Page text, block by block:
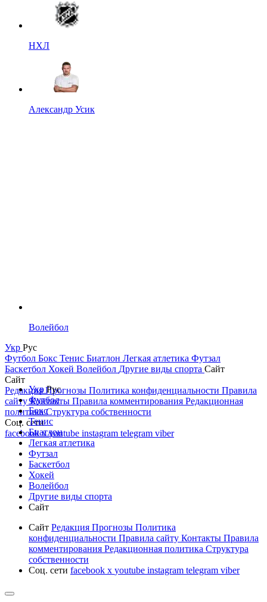
НХЛ
Александр Усик
Волейбол
Укр Рус
Футбол Бокс Тенис Биатлон Легкая атлетика Футзал
Баскетбол Хокей Волейбол Другие виды спорта Сайт
Сайт
РедакцияПрогнозы Политика конфиденциальности Правила
сайтуКонтакты Правила комментирования Редакционная
политикаСтруктура собственности
Соц. сети
facebookxyoutube instagram telegram viber
УкрРус
Футбол
Бокс
Тенис
Биатлон
Легкая атлетика
Футзал
Баскетбол
Хокей
Волейбол
Другие виды спорта
Сайт
Сайт Редакция Прогнозы Политика
конфиденциальности Правила сайту Контакты Правила
комментирования Редакционная политика Структура
собственности
Соц. сети facebook x youtube instagram telegram viber